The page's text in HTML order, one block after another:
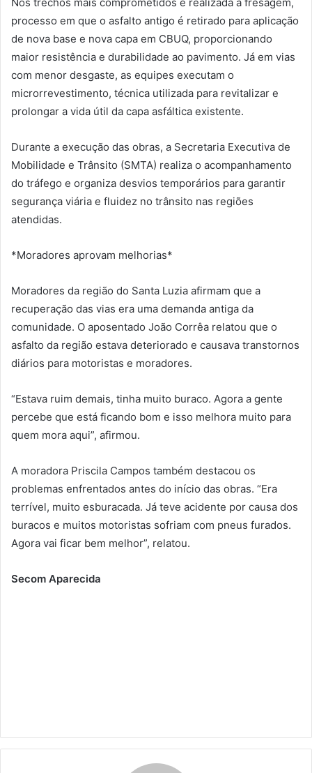
processo em que o asfalto antigo é retirado para aplicação
de nova base e nova capa em CBUQ, proporcionando
maior resistência e durabilidade ao pavimento. Já em vias
com menor desgaste, as equipes executam o
microrrevestimento, técnica utilizada para revitalizar e
prolongar a vida útil da capa asfáltica existente.
Durante a execução das obras, a Secretaria Executiva de
Mobilidade e Trânsito (SMTA) realiza o acompanhamento
do tráfego e organiza desvios temporários para garantir
segurança viária e fluidez no trânsito nas regiões
atendidas.
*Moradores aprovam melhorias*
Moradores da região do Santa Luzia afirmam que a
recuperação das vias era uma demanda antiga da
comunidade. O aposentado João Corrêa relatou que o
asfalto da região estava deteriorado e causava transtornos
diários para motoristas e moradores.
“Estava ruim demais, tinha muito buraco. Agora a gente
percebe que está ficando bom e isso melhora muito para
quem mora aqui”, afirmou.
A moradora Priscila Campos também destacou os
problemas enfrentados antes do início das obras. “Era
terrível, muito esburacada. Já teve acidente por causa dos
buracos e muitos motoristas sofriam com pneus furados.
Agora vai ficar bem melhor”, relatou.
Secom Aparecida